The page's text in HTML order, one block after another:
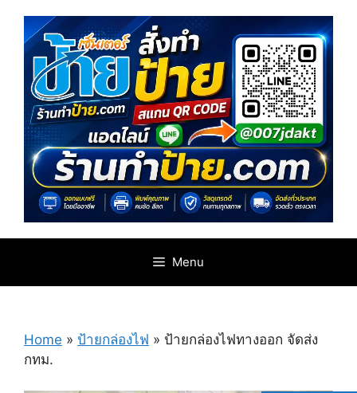
content
Menu
Home » ป้ายกล่องไฟ » ป้ายกล่องไฟทางออก จัดส่ง
กทม.